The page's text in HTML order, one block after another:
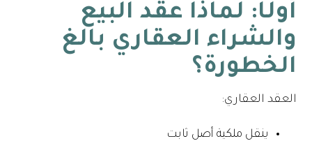
أولًا: لماذا عقد البيع
والشراء العقاري بالغ
الخطورة؟
العقد العقاري:
ينقل ملكية أصل ثابت